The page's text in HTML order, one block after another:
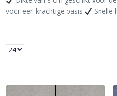
voor een krachtige basis
Snelle